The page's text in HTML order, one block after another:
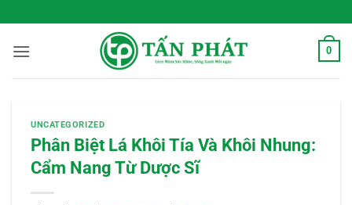
qua
nội
0
UNCATEGORIZED
Phân Biệt Lá Khôi Tía Và Khôi Nhung:
Cẩm Nang Từ Dược Sĩ